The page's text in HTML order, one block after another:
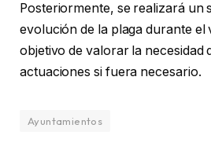
Posteriormente, se realizará un
evolución de la plaga durante el
objetivo de valorar la necesidad
actuaciones si fuera necesario.
Ayuntamientos